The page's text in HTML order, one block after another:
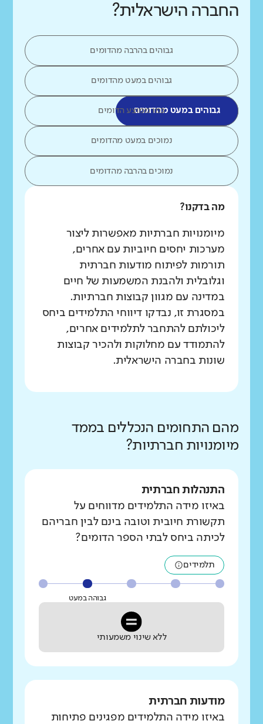
החברה הישראלית?
גבוהים בהרבה מהדומים
גבוהים במעט מהדומים
גבוהים במעט מהדומיםכמו ממוצע הדומים
נמוכים במעט מהדומים
נמוכים בהרבה מהדומים
מה בדקנו?
מיומנויות חברתיות מאפשרות ליצור
מערכות יחסים חיוביות עם אחרים,
תורמות לפיתוח מודעות חברתית
וגלובלית ולהבנת המשמעות של חיים
במדינה עם מגוון קבוצות חברתיות.
במסגרת זו, נבדקו דיווחי התלמידים ביחס
ליכולתם להתחבר לתלמידים אחרים,
להתמודד עם מחלוקות ולהכיר קבוצות
שונות בחברה הישראלית.
מהם התחומים הנכללים בממד
מיומנויות חברתיות?
התנהלות חברתית
באיזו מידה התלמידים מדווחים על
תקשורת חיובית וטובה בינם לבין חבריהם
לכיתה ביחס לבתי הספר הדומים?
תלמידים
גבוהה במעט
ללא שינוי משמעותי
מודעות חברתית
באיזו מידה התלמידים מפגינים פתיחות